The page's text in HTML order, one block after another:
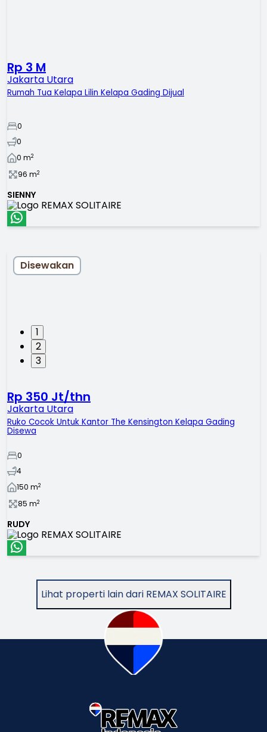
Rp 3 M
Jakarta Utara
Rumah Tua Kelapa Lilin Kelapa Gading Dijual
0
0
0 m2
96 m2
SIENNY
1
2
3
Disewakan
Rp 350 Jt/thn
Jakarta Utara
Ruko Cocok Untuk Kantor The Kensington Kelapa Gading
Disewa
0
4
150 m2
85 m2
RUDY
Lihat properti lain dari REMAX SOLITAIRE